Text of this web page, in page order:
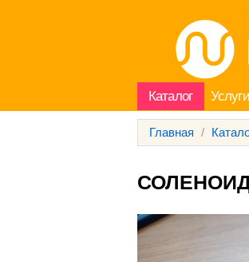
Каталог Услуги
Главная /